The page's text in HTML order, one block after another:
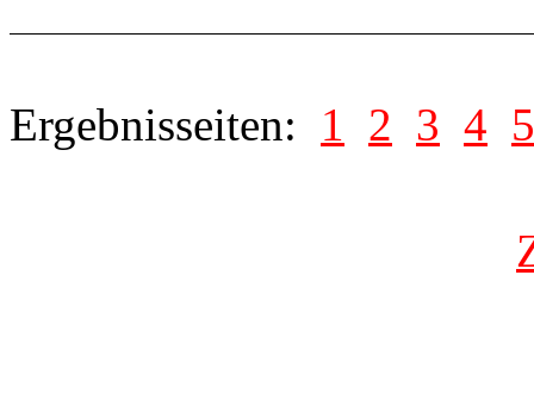
Ergebnisseiten: 1 2 3 4 5